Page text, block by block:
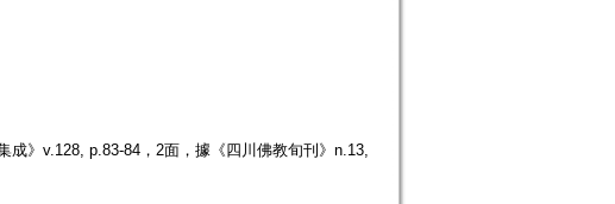
》v.128, p.83-84，2面，據《四川佛教旬刊》n.13,